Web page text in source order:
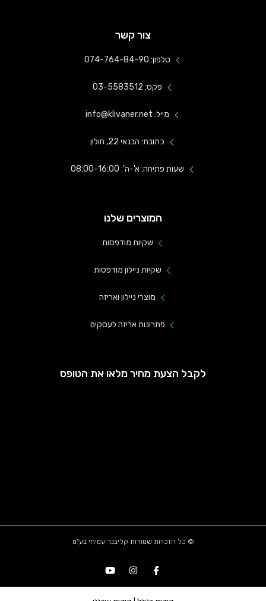
צור קשר
טלפון: 074-764-84-90
פקס: 03-5583512
מייל: info@klivaner.net
כתובת: הבנאי 22, חולון
שעות פתיחה: א'-ה': 08:00-16:00
המוצרים שלנו
שקיות מודפסות
שקיות ניילון מודפסות
מוצרי ניילון ואריזה
פתרונות אריזה לעסקים
לקבל הצעת מחיר מלאו את הטופס
© כל הזכויות שמורות קליבנר עמיחי בע"מ